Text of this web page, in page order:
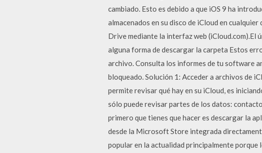
cambiado. Esto es debido a que iOS 9 ha
almacenados en su disco de iCloud en
Drive mediante la interfaz web (iCloud.com).El
alguna forma de descargar la carpeta Estos
archivo. Consulta los informes de tu software
bloqueado. Solución 1: Acceder a archivos de
permite revisar qué hay en su iCloud, es
sólo puede revisar partes de los datos:
primero que tienes que hacer es descargar la
desde la Microsoft Store integrada
popular en la actualidad principalmente porque